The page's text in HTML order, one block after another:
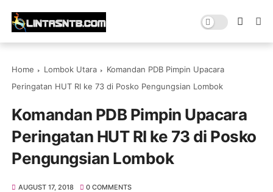
Home Lombok Utara
Komandan PDB Pimpin Upacara
Peringatan HUT RI ke 73 di Posko Pengungsian Lombok
Komandan PDB Pimpin Upacara
Peringatan HUT RI ke 73 di Posko
Pengungsian Lombok
AUGUST 17, 2018 0 COMMENTS